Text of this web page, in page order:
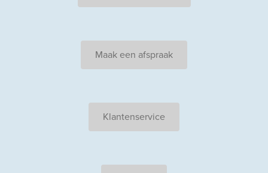
Maak een afspraak
Klantenservice